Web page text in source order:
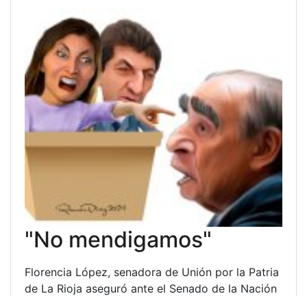
"No mendigamos"
Florencia López, senadora de Unión por la Patria
de La Rioja aseguró ante el Senado de la Nación